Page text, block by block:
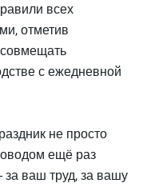
всех
отметив
совмещать
с ежедневной
не просто
ещё раз
за ваш труд, за вашу